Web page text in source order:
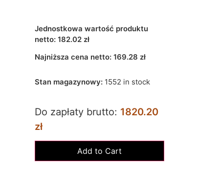
Jednostkowa wartość produktu
netto: 182.02 zł
Najniższa cena netto: 169.28 zł
Stan magazynowy: 1552 in stock
Do zapłaty brutto: 1820.20
zł